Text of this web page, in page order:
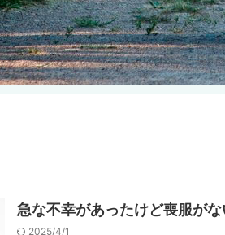
急な不幸があったけど喪服が
2025/4/1